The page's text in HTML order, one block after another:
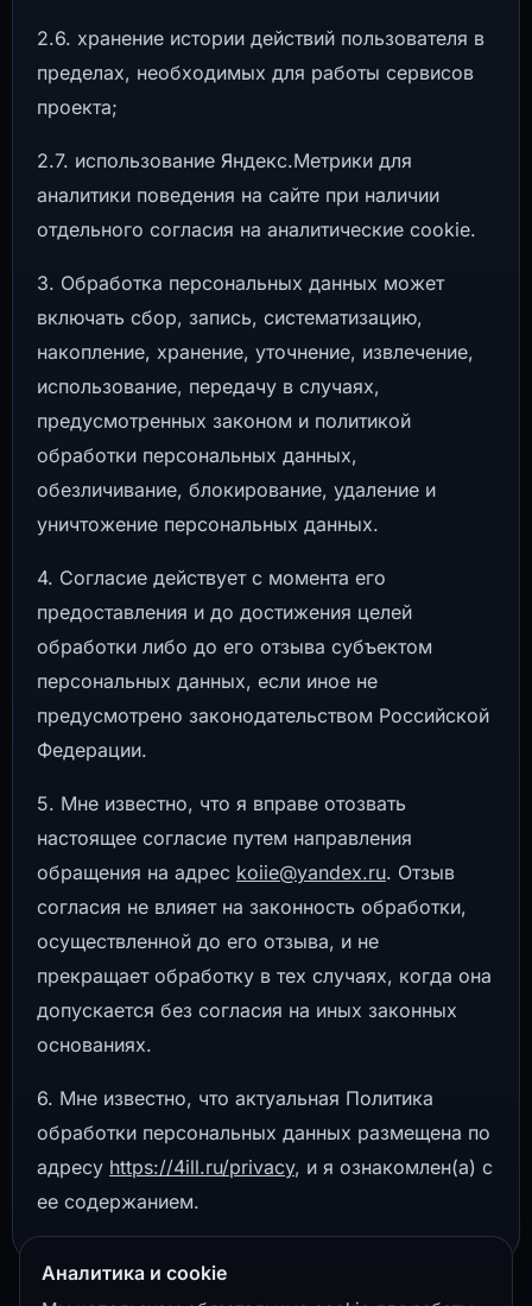
Аналитика и cookie
2.6. хранение истории действий пользователя в
пределах, необходимых для работы сервисов
проекта;
2.7. использование Яндекс.Метрики для
аналитики поведения на сайте при наличии
отдельного согласия на аналитические cookie.
3. Обработка персональных данных может
включать сбор, запись, систематизацию,
накопление, хранение, уточнение, извлечение,
использование, передачу в случаях,
предусмотренных законом и политикой
обработки персональных данных,
обезличивание, блокирование, удаление и
уничтожение персональных данных.
4. Согласие действует с момента его
предоставления и до достижения целей
обработки либо до его отзыва субъектом
персональных данных, если иное не
предусмотрено законодательством Российской
Федерации.
5. Мне известно, что я вправе отозвать
настоящее согласие путем направления
обращения на адрес koiie@yandex.ru. Отзыв
согласия не влияет на законность обработки,
осуществленной до его отзыва, и не
прекращает обработку в тех случаях, когда она
допускается без согласия на иных законных
основаниях.
6. Мне известно, что актуальная Политика
обработки персональных данных размещена по
адресу https://4ill.ru/privacy, и я ознакомлен(а) с
ее содержанием.